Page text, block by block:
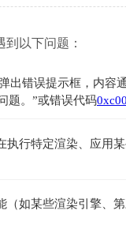
以下问题：
出错误提示框，内
题。”或错误代码
执行特定渲染、应用
（如某些渲染引擎、